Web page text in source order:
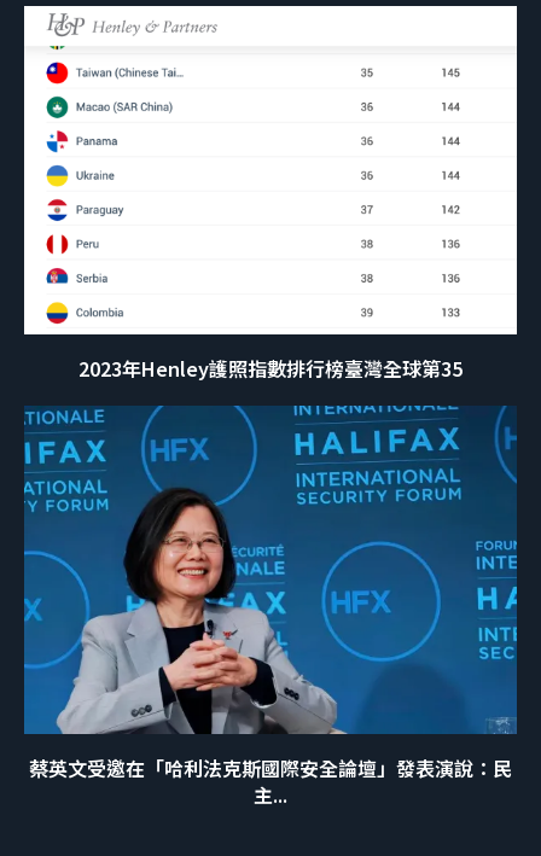
2023年Henley護照指數排行榜臺灣全球第35
蔡英文受邀在「哈利法克斯國際安全論壇」發表演說：民
主...